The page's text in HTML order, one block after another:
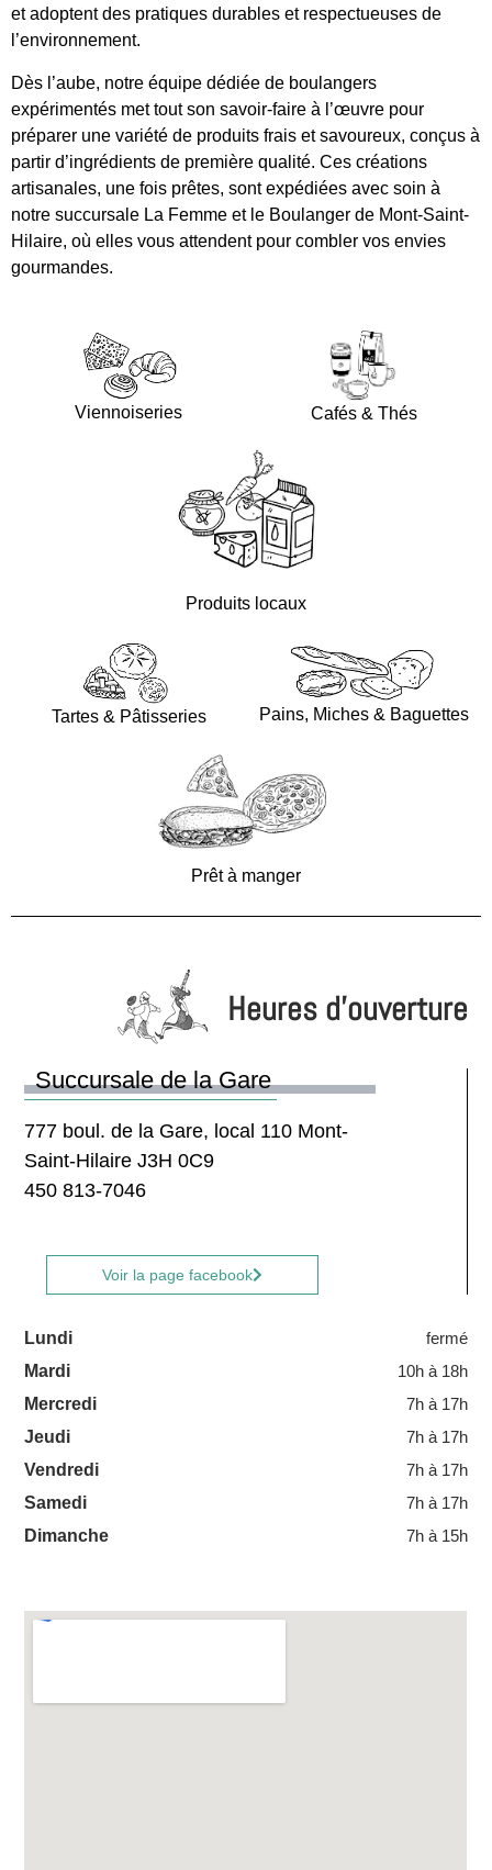
et adoptent des pratiques durables et respectueuses de
l’environnement.
Dès l’aube, notre équipe dédiée de boulangers
expérimentés met tout son savoir-faire à l’œuvre pour
préparer une variété de produits frais et savoureux, conçus à
partir d’ingrédients de première qualité. Ces créations
artisanales, une fois prêtes, sont expédiées avec soin à
notre succursale La Femme et le Boulanger de Mont-Saint-
Hilaire, où elles vous attendent pour combler vos envies
gourmandes.
Viennoiseries Cafés & Thés
Produits locaux
Tartes & Pâtisseries Pains, Miches & Baguettes
Prêt à manger
Heures d'ouverture
Succursale de la Gare
777 boul. de la Gare, local 110 Mont-
Saint-Hilaire J3H 0C9
450 813-7046
Voir la page facebook
Lundi
fermé
Mardi
10h à 18h
Mercredi
7h à 17h
Jeudi
7h à 17h
Vendredi
7h à 17h
Samedi
7h à 17h
Dimanche
7h à 15h